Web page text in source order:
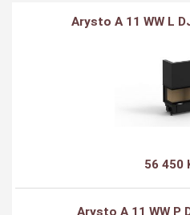
Arysto A 11 WW L
56 450
Arysto A 11 WW P